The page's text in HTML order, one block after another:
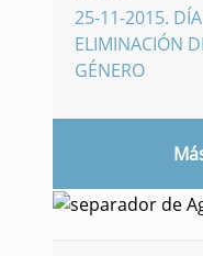
25-11-2015.
ELIMINACIÓN
GÉNERO